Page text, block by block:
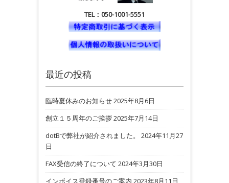
TEL：050-1001-5551
最近の投稿
臨時夏休みのお知らせ2025年8月6日
創立１５周年のご挨拶2025年7月14日
dotBで弊社が紹介されました。
2024年11月27
日
FAX受信の終了について 2024年3月30日
インボイス登録番号のご案内 2023年8月11日